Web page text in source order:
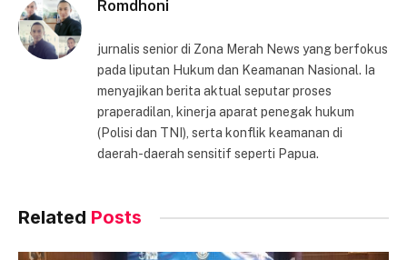
Romdhoni
jurnalis senior di Zona Merah News yang berfokus
pada liputan Hukum dan Keamanan Nasional. Ia
menyajikan berita aktual seputar proses
praperadilan, kinerja aparat penegak hukum
(Polisi dan TNI), serta konflik keamanan di
daerah-daerah sensitif seperti Papua.
Related Posts